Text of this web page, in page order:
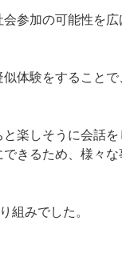
参加の可能性を
体験をすること
楽しそうに会話を
きるため、様々
組みでした。